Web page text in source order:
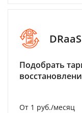
DRaaS
Подобрать
От 1 руб./месяц